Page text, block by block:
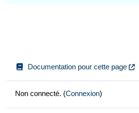
Documentation pour cette page
Non connecté. (Connexion)